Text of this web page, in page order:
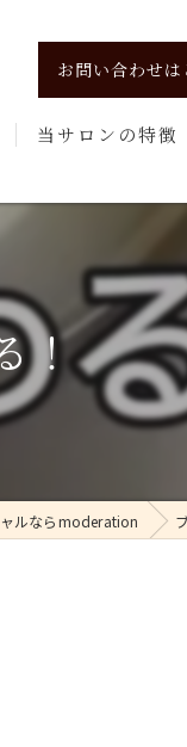
お問い合わせは
当サロンの特徴
よもぎ蒸し
美肌
健康
！
ルならmoderation